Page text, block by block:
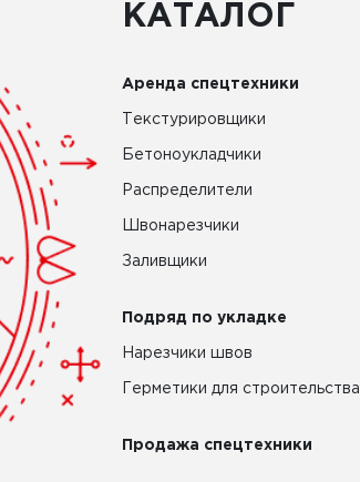
КАТАЛОГ
Аренда спецтехники
Текстурировщики
Бетоноукладчики
Распределители
Швонарезчики
Заливщики
Подряд по укладке
Нарезчики швов
Герметики для строительства
Продажа спецтехники